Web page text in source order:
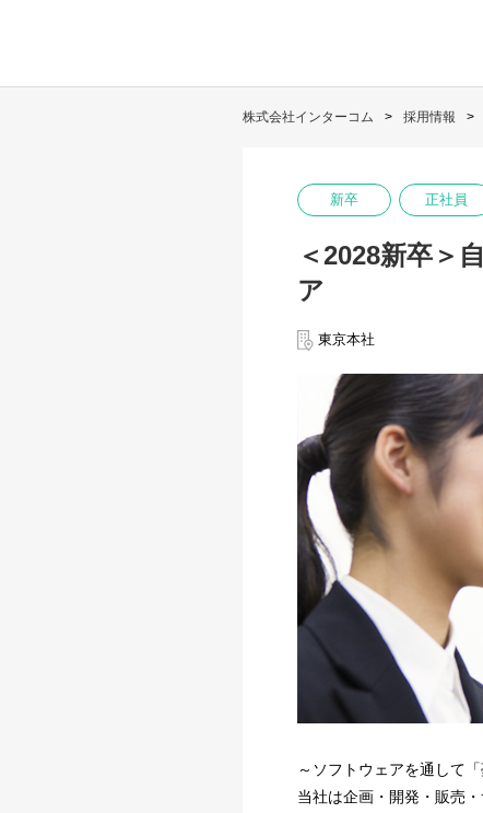
株式会社インターコム 採用情報
新卒 正社員
＜2028新卒＞
ア
東京本社
～ソフトウェアを通して
当社は企画・開発・販売